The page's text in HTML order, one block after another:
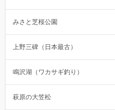
みさと芝桜公園
上野三碑（日本最古）
鳴沢湖（ワカサギ釣り）
萩原の大笠松